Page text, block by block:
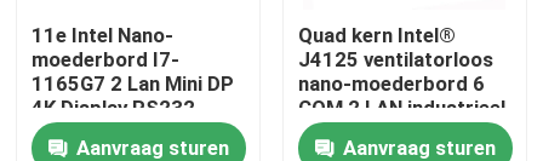
Vraag een offerte aan
Industrieel Mini Pc
11e Intel Nano-
moederbord I7-
1165G7 2 Lan Mini DP
4K Display RS232
COM
Aanvraag sturen
Quad kern Intel®
J4125 ventilatorloos
nano-moederbord 6
COM 2 LAN industrieel
moederbord
Aanvraag sturen